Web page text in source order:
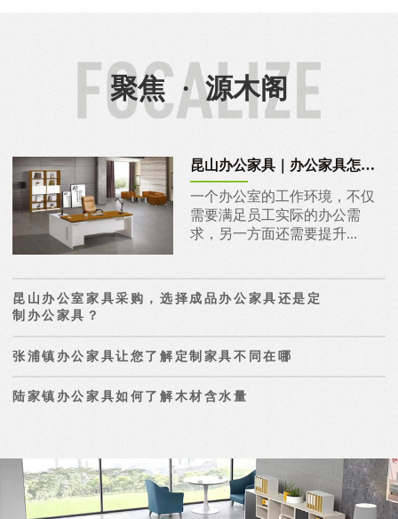
聚焦 · 源木阁
昆山办公家具｜办公家具怎么挑？
一个办公室的工作环境，不仅
需要满足员工实际的办公需
求，另一方面还需要提升...
昆山办公室家具采购，选择成品办公家具还是定
制办公家具？
张浦镇办公家具让您了解定制家具不同在哪
陆家镇办公家具如何了解木材含水量